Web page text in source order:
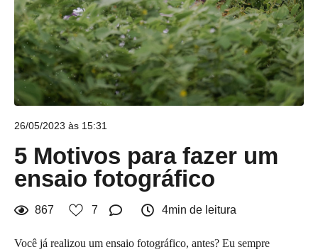
26/05/2023 às 15:31
5 Motivos para fazer um
ensaio fotográfico
867 7 4min de leitura
Você já realizou um ensaio fotográfico, antes? Eu sempre